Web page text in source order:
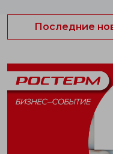
Последние